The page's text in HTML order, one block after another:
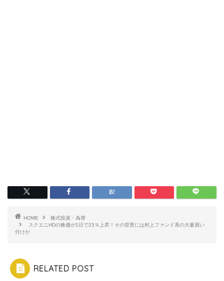
HOME
株式投資・為替
スクエニHDの株価が1日で23％上昇！その背景には村上ファンド系の大量買い
付けが
RELATED POST